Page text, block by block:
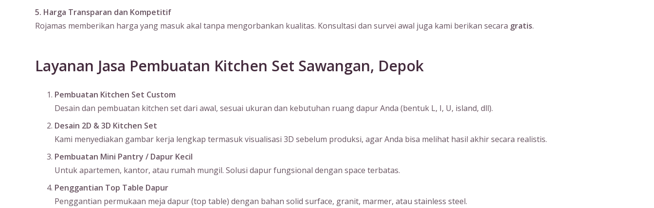
5. Harga Transparan dan Kompetitif
Rojamas memberikan harga yang masuk akal tanpa mengorbankan kualitas. Konsultasi dan survei awal juga kami berikan secara gratis.
Layanan Jasa Pembuatan Kitchen Set Sawangan, Depok
Pembuatan Kitchen Set Custom
Desain dan pembuatan kitchen set dari awal, sesuai ukuran dan kebutuhan ruang dapur Anda (bentuk L, I, U, island, dll).
Desain 2D & 3D Kitchen Set
Kami menyediakan gambar kerja lengkap termasuk visualisasi 3D sebelum produksi, agar Anda bisa melihat hasil akhir secara realistis.
Pembuatan Mini Pantry / Dapur Kecil
Untuk apartemen, kantor, atau rumah mungil. Solusi dapur fungsional dengan space terbatas.
Penggantian Top Table Dapur
Penggantian permukaan meja dapur (top table) dengan bahan solid surface, granit, marmer, atau stainless steel.